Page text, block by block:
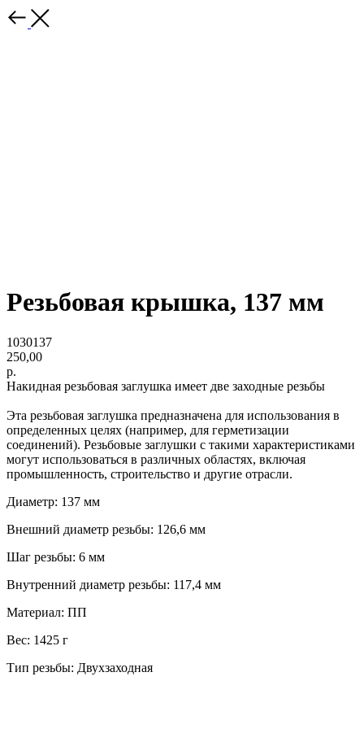
Резьбовая крышка, 137 мм
1030137
250,00
р.
Накидная резьбовая заглушка имеет две заходные резьбы
Эта резьбовая заглушка предназначена для использования в
определенных целях (например, для герметизации
соединений). Резьбовые заглушки с такими характеристиками
могут использоваться в различных областях, включая
промышленность, строительство и другие отрасли.
Диаметр: 137 мм
Внешний диаметр резьбы: 126,6 мм
Шаг резьбы: 6 мм
Внутренний диаметр резьбы: 117,4 мм
Материал: ПП
Вес: 1425 г
Тип резьбы: Двухзаходная